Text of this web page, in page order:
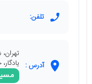
تلفن:
آدرس :